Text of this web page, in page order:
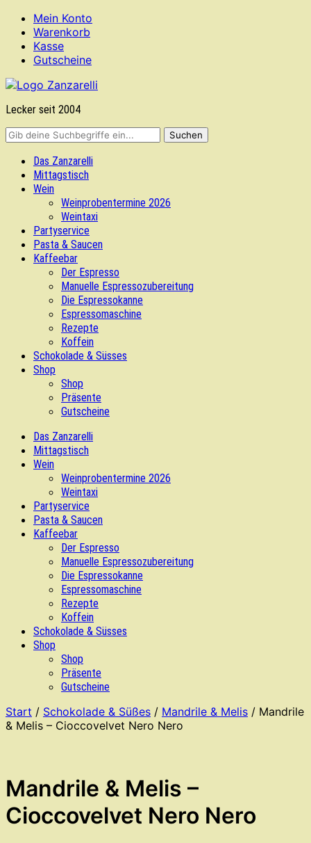
Mein Konto
Warenkorb
Kasse
Gutscheine
Lecker seit 2004
Das Zanzarelli
Mittagstisch
Wein
Weinprobentermine 2026
Weintaxi
Partyservice
Pasta & Saucen
Kaffeebar
Der Espresso
Manuelle Espressozubereitung
Die Espressokanne
Espressomaschine
Rezepte
Koffein
Schokolade & Süsses
Shop
Shop
Präsente
Gutscheine
Das Zanzarelli
Mittagstisch
Wein
Weinprobentermine 2026
Weintaxi
Partyservice
Pasta & Saucen
Kaffeebar
Der Espresso
Manuelle Espressozubereitung
Die Espressokanne
Espressomaschine
Rezepte
Koffein
Schokolade & Süsses
Shop
Shop
Präsente
Gutscheine
Start / Schokolade & Süßes / Mandrile & Melis / Mandrile
& Melis – Cioccovelvet Nero Nero
Mandrile & Melis –
Cioccovelvet Nero Nero